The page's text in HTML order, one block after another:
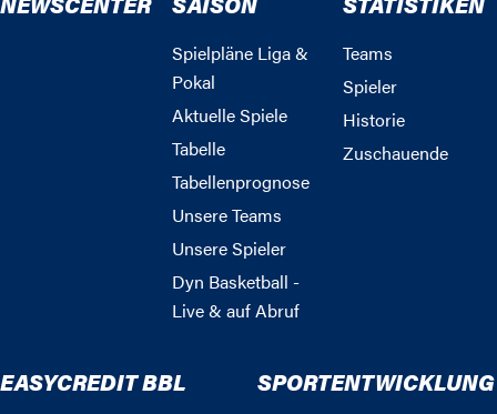
Spielpläne Liga &
Pokal
Aktuelle Spiele
Tabelle
Tabellenprognose
Unsere Teams
Unsere Spieler
Dyn Basketball -
Live & auf Abruf
Teams
Spieler
Historie
Zuschauende
EASYCREDIT BBL SPORTENTWICKLUNG